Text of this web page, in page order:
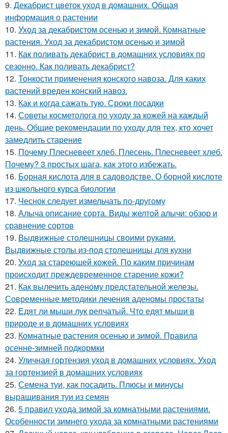
9. Декабрист цветок уход в домашних. Общая
информация о растении
10. Уход за декабристом осенью и зимой. Комнатные
растения. Уход за декабристом осенью и зимой
11. Как поливать декабрист в домашних условиях по
сезонно. Как поливать декабрист?
12. Тонкости применения конского навоза. Для каких
растений вреден конский навоз.
13. Как и когда сажать тую. Сроки посадки
14. Советы косметолога по уходу за кожей на каждый
день. Общие рекомендации по уходу для тех, кто хочет
замедлить старение
15. Почему Плесневеет хлеб. Плесень. Плесневеет хлеб.
Почему? 3 простых шага, как этого избежать.
16. Борная кислота для в садоводстве. О борной кислоте
из школьного курса биологии
17. Чеснок следует измельчать по-другому
18. Алыча описание сорта. Виды желтой алычи: обзор и
сравнение сортов
19. Выдвижные столешницы своими руками.
Выдвижные столы из-под столешницы для кухни
20. Уход за стареющей кожей. По каким причинам
происходит преждевременное старение кожи?
21. Как вылечить аденому предстательной железы.
Современные методики лечения аденомы простаты
22. Едят ли мыши лук репчатый. Что едят мыши в
природе и в домашних условиях
23. Комнатные растения осенью и зимой. Правила
осенне-зимней подкормки
24. Уличная гортензия уход в домашних условиях. Уход
за гортензией в домашних условиях
25. Семена туи, как посадить. Плюсы и минусы
выращивания туи из семян
26. 5 правил ухода зимой за комнатными растениями.
Особенности зимнего ухода за комнатными растениями